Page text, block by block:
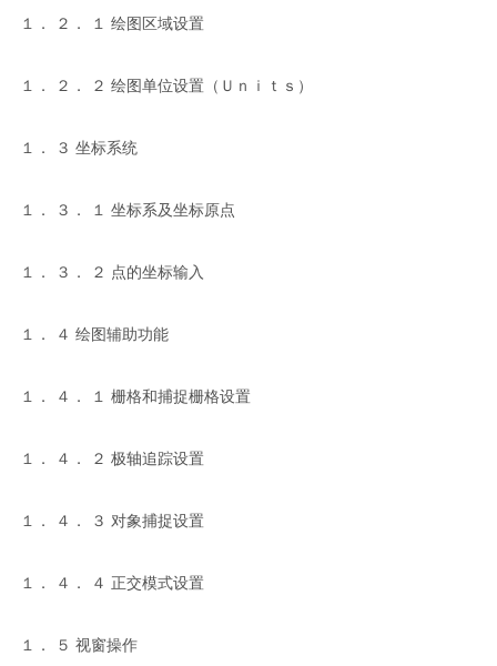
１． ２． １ 绘图区域设置
１． ２． ２ 绘图单位设置（Ｕｎｉｔｓ）
１． ３ 坐标系统
１． ３． １ 坐标系及坐标原点
１． ３． ２ 点的坐标输入
１． ４ 绘图辅助功能
１． ４． １ 栅格和捕捉栅格设置
１． ４． ２ 极轴追踪设置
１． ４． ３ 对象捕捉设置
１． ４． ４ 正交模式设置
１． ５ 视窗操作